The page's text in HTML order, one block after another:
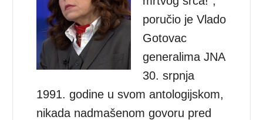
poručio je Vlado
Gotovac
generalima JNA
30. srpnja
1991. godine u svom antologijskom,
nikada nadmašenom govoru pred